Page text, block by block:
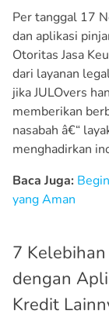
Per tanggal 17
dan aplikasi
Otoritas Jasa
dari layanan
jika JULOvers
memberikan
nasabah â€“
menghadirkan
Baca Juga:
yang Aman
7
dengan
Kredit